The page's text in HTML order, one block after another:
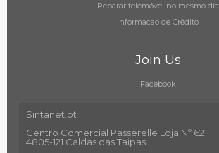
Reparar telemóvel no mesmo dia
Informacao de Crédito
Join Us
Facebook
Sintanet.pt
Centro Comercial Passerelle Loja Nº 62
4805-121 Caldas das Taipas